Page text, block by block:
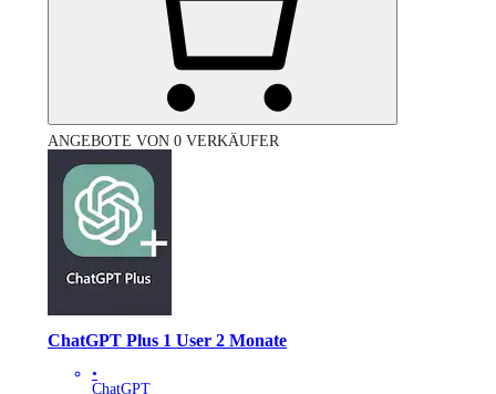
ANGEBOTE VON 0 VERKÄUFER
ChatGPT Plus 1 User 2 Monate
•
ChatGPT